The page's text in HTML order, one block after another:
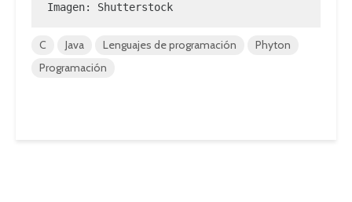
Imagen: Shutterstock
C Java Lenguajes de programación
Phyton
Programación